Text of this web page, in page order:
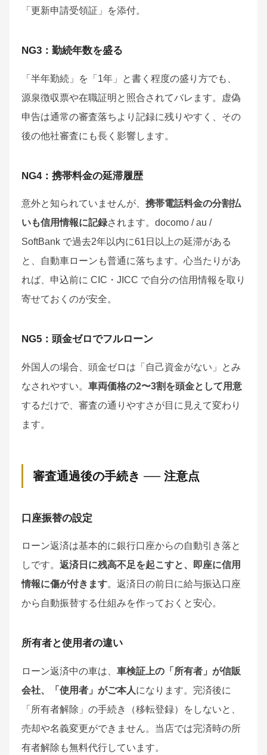
「更新申請受領証」を添付。
NG3：勤続年数を盛る
「半年勤続」を「1年」と書く程度の盛り方でも、
源泉徴収票や在職証明と照合されてバレます。虚偽
申告は通常の審査落ちより記録に残りやすく、その
後の他社審査にも長く影響します。
NG4：携帯料金の延滞履歴
意外と知られていませんが、 携帯電話料金の分割払
いも信用情報に記録されます。docomo / au /
SoftBank で過去2年以内に61日以上の延滞がある
と、自動車ローンも普通に落ちます。心当たりがあ
れば、申込前に CIC・JICC で自分の信用情報を取り
寄せておくのが安全。
NG5：頭金ゼロでフルローン
外国人の場合、頭金ゼロは「自己資金がない」とみ
なされやすい。 車両価格の2〜3割を頭金として用意
するだけで、審査の通りやすさが目に見えて変わり
ます。
審査通過後の手続き ── 注意点
口座振替の設定
ローン返済は基本的に銀行口座からの自動引き落と
しです。 返済日に残高不足を起こすと、即座に信用
情報に傷が付きます。返済日の前日に給与振込口座
から自動振替する仕組みを作っておくと安心。
所有者と使用者の違い
ローン返済中の車は、 車検証上の「所有者」が信販
会社、「使用者」がご本人になります。完済後に
「所有者解除」の手続き（移転登録）をしないと、
売却や名義変更ができません。当店では完済時の所
有者解除も無料代行しています。